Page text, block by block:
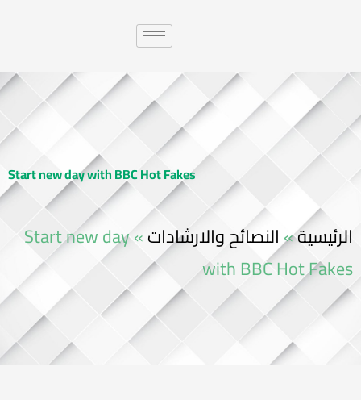
Start new day with BBC Hot Fakes
الرئيسية»النصائح والارشادات»
Start new day
with BBC Hot Fakes